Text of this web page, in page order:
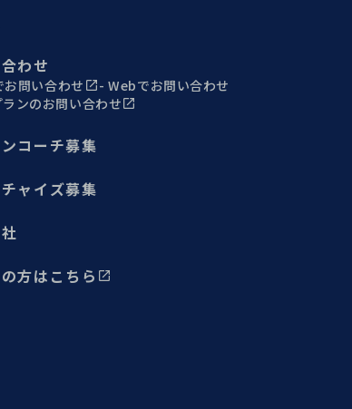
わせ
お問い合わせ
Webでお問い合わせ
ンのお問い合わせ
コーチ募集
ャイズ募集
方はこちら